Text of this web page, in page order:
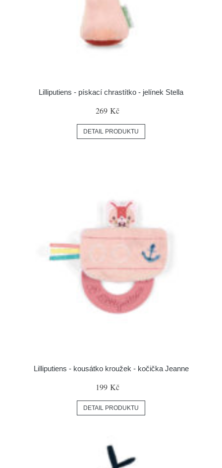
Lilliputiens - pískací chrastítko - jelínek Stella
269 Kč
DETAIL PRODUKTU
Lilliputiens - kousátko kroužek - kočička Jeanne
199 Kč
DETAIL PRODUKTU